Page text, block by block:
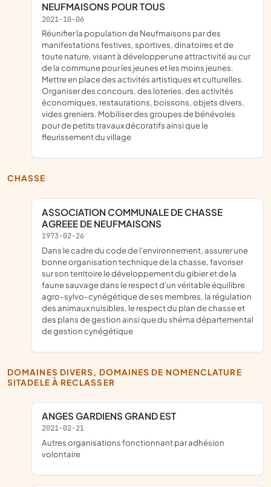
NEUFMAISONS POUR TOUS
2021-10-06
Réunifier la population de Neufmaisons par des
manifestations festives, sportives, dinatoires et de
toute nature, visant à développer une attractivité au cur
de la commune pour les jeunes et les moins jeunes.
Mettre en place des activités artistiques et culturelles.
Organiser des concours, des loteries, des activités
économiques, restaurations, boissons, objets divers,
vides greniers. Mobiliser des groupes de bénévoles
pour de petits travaux décoratifs ainsi que le
fleurissement du village
CHASSE
ASSOCIATION COMMUNALE DE CHASSE
AGREEE DE NEUFMAISONS
1973-02-26
dans le cadre du code de l'environnement, assurer une
bonne organisation technique de la chasse, favoriser
sur son territoire le développement du gibier et de la
faune sauvage dans le respect d'un véritable équilibre
agro-sylvo-cynégétique de ses membres, la régulation
des animaux nuisibles, le respect du plan de chasse et
des plans de gestion ainsi que du shéma départemental
de gestion cynégétique
DOMAINES DIVERS, DOMAINES DE NOMENCLATURE
SITADELE À RECLASSER
ANGES GARDIENS GRAND EST
2021-02-21
Autres organisations fonctionnant par adhésion
volontaire